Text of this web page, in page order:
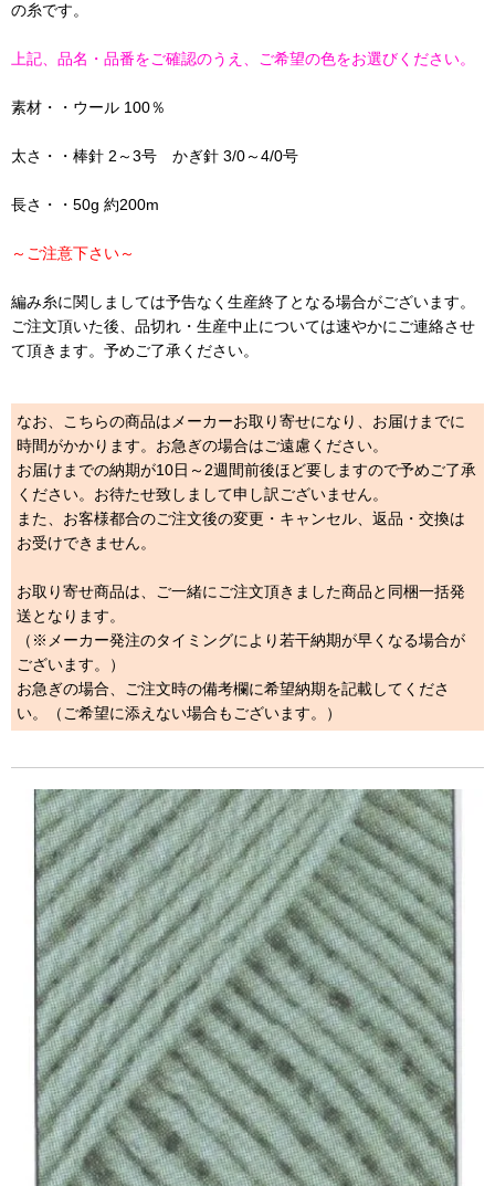
の糸です。
上記、品名・品番をご確認のうえ、ご希望の色をお選びください。
素材・・ウール 100％
太さ・・棒針 2～3号 かぎ針 3/0～4/0号
長さ・・50g 約200m
～ご注意下さい～
編み糸に関しましては予告なく生産終了となる場合がございます。
ご注文頂いた後、品切れ・生産中止については速やかにご連絡させ
て頂きます。予めご了承ください。
なお、こちらの商品はメーカーお取り寄せになり、お届けまでに
時間がかかります。お急ぎの場合はご遠慮ください。
お届けまでの納期が10日～2週間前後ほど要しますので予めご了承
ください。お待たせ致しまして申し訳ございません。
また、お客様都合のご注文後の変更・キャンセル、返品・交換は
お受けできません。
お取り寄せ商品は、ご一緒にご注文頂きました商品と同梱一括発
送となります。
（※メーカー発注のタイミングにより若干納期が早くなる場合が
ございます。）
お急ぎの場合、ご注文時の備考欄に希望納期を記載してくださ
い。（ご希望に添えない場合もございます。）